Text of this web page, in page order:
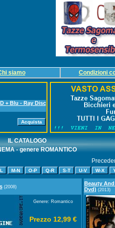
siamo Condizioni
+ Blu - Ray Disc
IL CATALOGO
- genere ROMANTICO
(2008)
Genere: Romantico
Prezzo 12,99 €
Beauty
Dvd) (2013)